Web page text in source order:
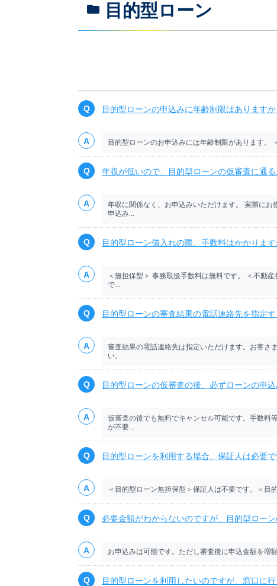
目的型ローン
目的型ローンの申込みに年齢制限はありますか
目的型ローンのお申込みには年齢制限があります。
年収が低いので、目的型ローンの仮審査に通る
年収に関係なく、お申込みいただけます。 実際に
申込み...
目的型ローン借入れの際、手数料はかかります
＜無担保型＞ 事務取扱手数料は無料です。 ＜不動
で...
目的型ローンの審査結果の電話連絡先を指定
審査結果の電話連絡先は指定いただけます。お客さ
い。
目的型ローンの仮審査の後、必ずローンの申
仮審査の後でも無料でキャンセル可能です。手数料
が不要...
目的型ローンを利用する場合、保証人は必要で
＜目的型ローン無担保型＞保証人は不要です。＜
必要金額がわからないのですが、目的型ロー
お申込みは可能です。ただし審査後に申込金額を増
目的型ローンを利用したいのですが、窓口に